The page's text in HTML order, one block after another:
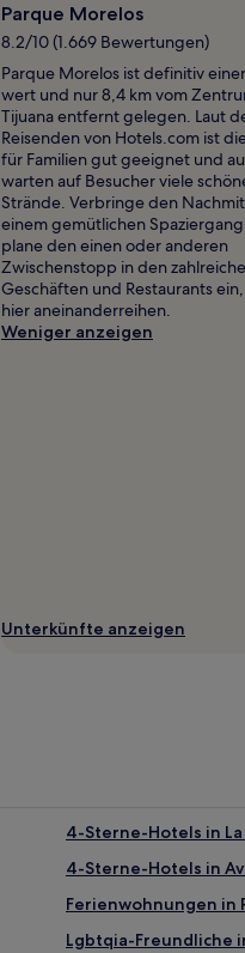
Parque Morelos
8.2/10 (1.669 Bewertungen)
Parque Morelos ist definitiv
wert und nur 8,4 km vom
Tijuana entfernt gelegen. Laut
Reisenden von Hotels.com ist
für Familien gut geeignet und
warten auf Besucher viele
Strände. Verbringe den
einem gemütlichen
plane den einen oder anderen
Zwischenstopp in den
Geschäften und Restaurants
hier aneinanderreihen.
Weniger anzeigen
Unterkünfte anzeigen
4-Sterne-Hotels in La
4-Sterne-Hotels in
Ferienwohnungen in
Lgbtqia-Freundliche